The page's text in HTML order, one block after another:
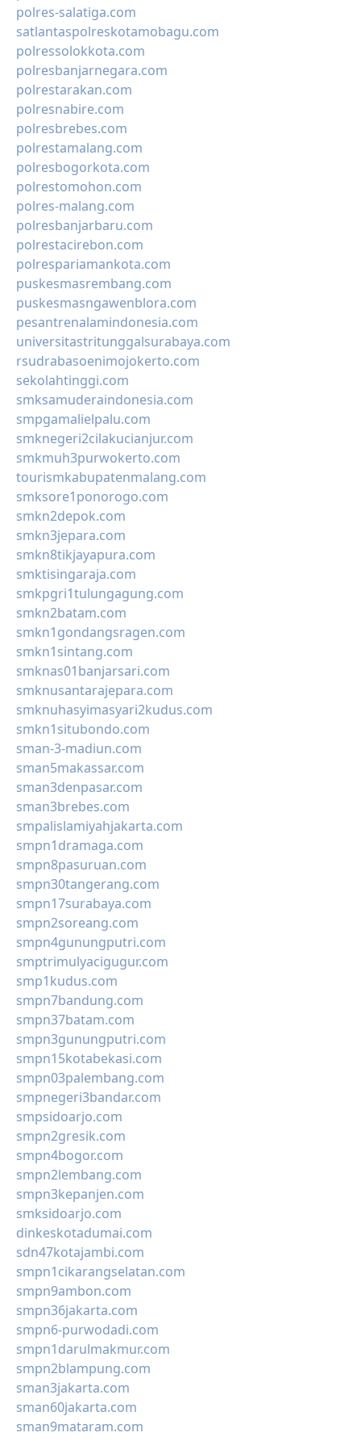
polres-salatiga.com
satlantaspolreskotamobagu.com
polressolokkota.com
polresbanjarnegara.com
polrestarakan.com
polresnabire.com
polresbrebes.com
polrestamalang.com
polresbogorkota.com
polrestomohon.com
polres-malang.com
polresbanjarbaru.com
polrestacirebon.com
polrespariamankota.com
puskesmasrembang.com
puskesmasngawenblora.com
pesantrenalamindonesia.com
universitastritunggalsurabaya.com
rsudrabasoenimojokerto.com
sekolahtinggi.com
smksamuderaindonesia.com
smpgamalielpalu.com
smknegeri2cilakucianjur.com
smkmuh3purwokerto.com
tourismkabupatenmalang.com
smksore1ponorogo.com
smkn2depok.com
smkn3jepara.com
smkn8tikjayapura.com
smktisingaraja.com
smkpgri1tulungagung.com
smkn2batam.com
smkn1gondangsragen.com
smkn1sintang.com
smknas01banjarsari.com
smknusantarajepara.com
smknuhasyimasyari2kudus.com
smkn1situbondo.com
sman-3-madiun.com
sman5makassar.com
sman3denpasar.com
sman3brebes.com
smpalislamiyahjakarta.com
smpn1dramaga.com
smpn8pasuruan.com
smpn30tangerang.com
smpn17surabaya.com
smpn2soreang.com
smpn4gunungputri.com
smptrimulyacigugur.com
smp1kudus.com
smpn7bandung.com
smpn37batam.com
smpn3gunungputri.com
smpn15kotabekasi.com
smpn03palembang.com
smpnegeri3bandar.com
smpsidoarjo.com
smpn2gresik.com
smpn4bogor.com
smpn2lembang.com
smpn3kepanjen.com
smksidoarjo.com
dinkeskotadumai.com
sdn47kotajambi.com
smpn1cikarangselatan.com
smpn9ambon.com
smpn36jakarta.com
smpn6-purwodadi.com
smpn1darulmakmur.com
smpn2blampung.com
sman3jakarta.com
sman60jakarta.com
sman9mataram.com